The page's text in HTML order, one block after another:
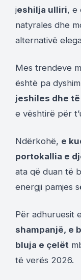
jeshilja ulliri, e
natyrales dhe
alternativë
Mes trendeve
është pa dyshim
jeshiles dhe
e vështirë për
Ndërkohë, e
portokallia e
ata që duan të
energji pamjes
Për adhuruesit
shampanjë, e
bluja e çelët
të verës 2026.